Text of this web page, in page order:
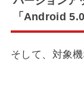
「Android 5.0
そして、対象